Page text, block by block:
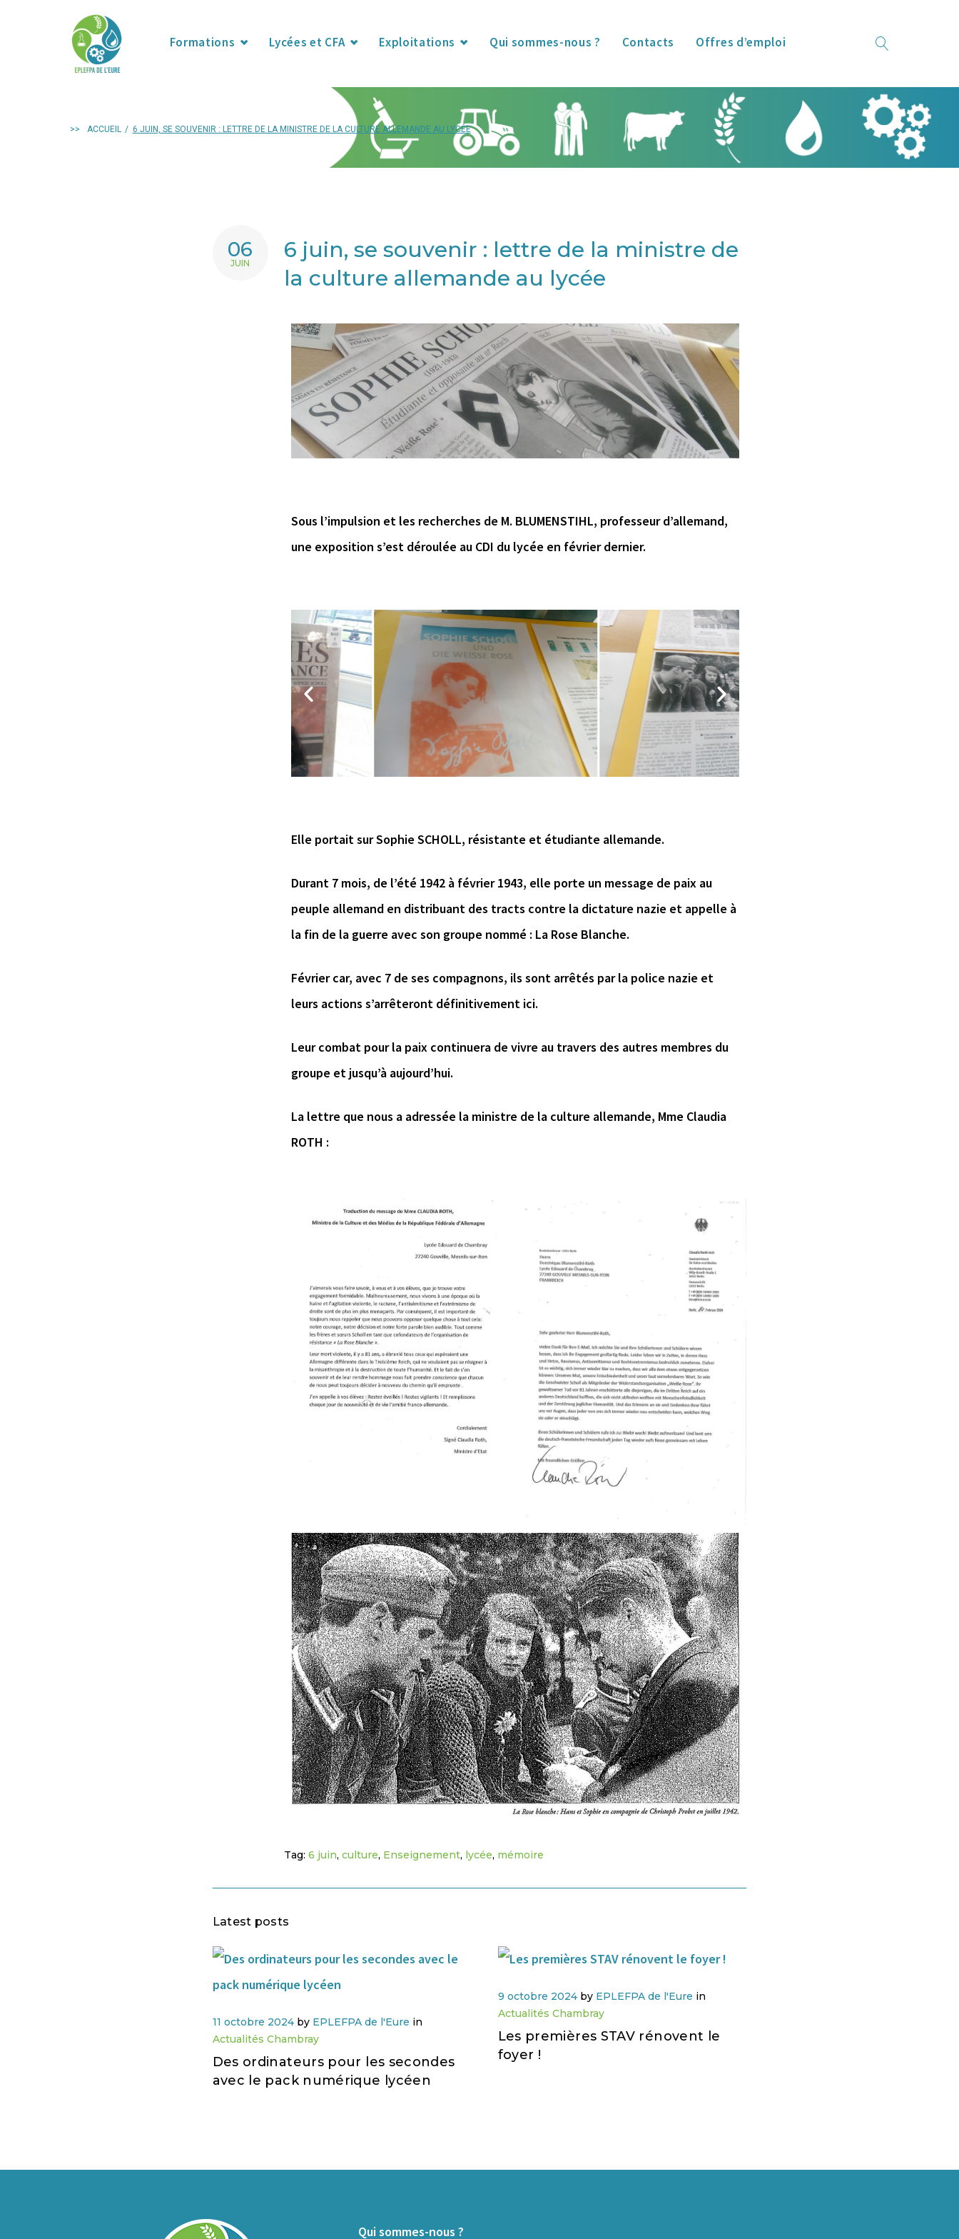
Formations Lycées et CFA Exploitations Qui sommes-nous ? Contacts Offres d’emploi
>> ACCUEIL / 6 JUIN, SE SOUVENIR : LETTRE DE LA MINISTRE DE LA CULTURE ALLEMANDE AU LYCÉE
06
JUIN
6 juin, se souvenir : lettre de la ministre de
la culture allemande au lycée
Sous l’impulsion et les recherches de M. BLUMENSTIHL, professeur d’allemand,
une exposition s’est déroulée au CDI du lycée en février dernier.
Elle portait sur Sophie SCHOLL, résistante et étudiante allemande.
Durant 7 mois, de l’été 1942 à février 1943, elle porte un message de paix au
peuple allemand en distribuant des tracts contre la dictature nazie et appelle à
la fin de la guerre avec son groupe nommé : La Rose Blanche.
Février car, avec 7 de ses compagnons, ils sont arrêtés par la police nazie et
leurs actions s’arrêteront définitivement ici.
Leur combat pour la paix continuera de vivre au travers des autres membres du
groupe et jusqu’à aujourd’hui.
La lettre que nous a adressée la ministre de la culture allemande, Mme Claudia
ROTH :
Tag: 6 juin, culture, Enseignement, lycée, mémoire
Latest posts
11 octobre 2024 by EPLEFPA de l'Eure in
Actualités Chambray
Des ordinateurs pour les secondes
avec le pack numérique lycéen
9 octobre 2024 by EPLEFPA de l'Eure in
Actualités Chambray
Les premières STAV rénovent le
foyer !
Qui sommes-nous ?